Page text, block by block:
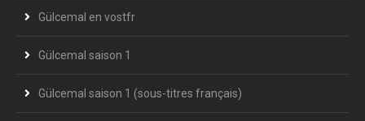
Gülcemal en vostfr
Gülcemal saison 1
Gülcemal saison 1 (sous-titres français)